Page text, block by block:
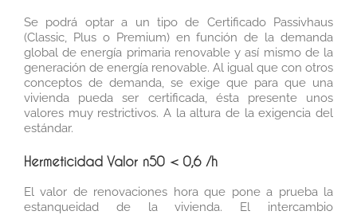
Se podrá optar a un tipo de Certificado Passivhaus
(Classic, Plus o Premium) en función de la demanda
global de energía primaria renovable y así mismo de la
generación de energía renovable. Al igual que con otros
conceptos de demanda, se exige que para que una
vivienda pueda ser certificada, ésta presente unos
valores muy restrictivos. A la altura de la exigencia del
estándar.
Hermeticidad Valor n50 < 0,6 /h
El valor de renovaciones hora que pone a prueba la
estanqueidad de la vivienda. El intercambio